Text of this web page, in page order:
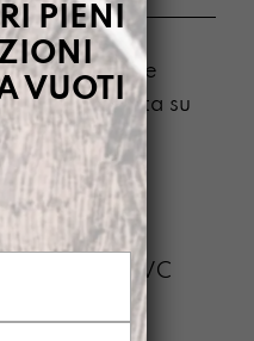
di trasportare
cambiare vita su
dietro la
di PVC
PIENI
VUOTI